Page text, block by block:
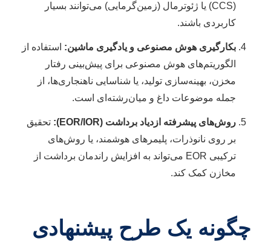
(CCS) یا ژئوترمال (زمین‌گرمایی) می‌توانند بسیار
کاربردی باشند.
بکارگیری هوش مصنوعی و یادگیری ماشین: استفاده از
الگوریتم‌های هوش مصنوعی برای پیش‌بینی رفتار
مخزن، بهینه‌سازی تولید، یا شناسایی ناهنجاری‌ها، از
جمله موضوعات داغ و میان‌رشته‌ای است.
روش‌های پیشرفته ازدیاد برداشت (EOR/IOR):
تحقیق
بر روی نانوذرات، پلیمرهای هوشمند، یا روش‌های
ترکیبی EOR می‌تواند به افزایش راندمان برداشت از
مخازن کمک کند.
چگونه یک طرح پیشنهادی